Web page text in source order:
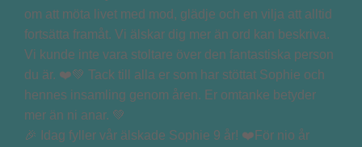
🎉 Idag fyller vår älskade Sophie 9 år! ❤️För nio år